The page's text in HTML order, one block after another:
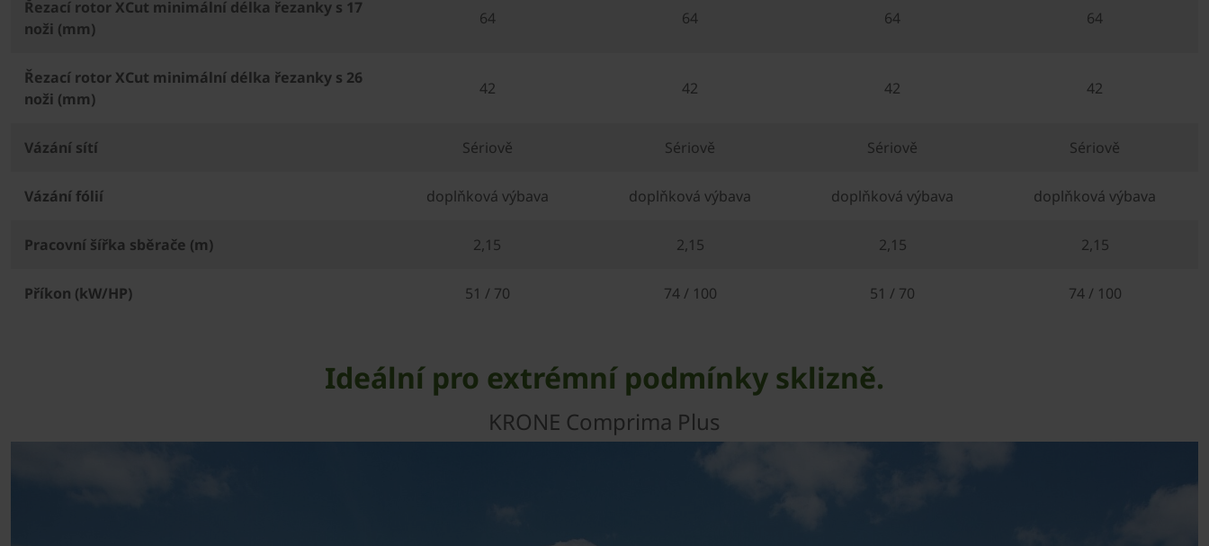
Řezací rotor XCut minimální délka řezanky s 17
noži (mm)
64 64 64 64
Řezací rotor XCut minimální délka řezanky s 26
noži (mm)
42 42 42 42
Vázání sítí Sériově Sériově Sériově Sériově
Vázání fólií doplňková výbava doplňková výbava doplňková výbava doplňková výbava
Pracovní šířka sběrače (m) 2,15 2,15 2,15 2,15
Příkon (kW/HP) 51 / 70 74 / 100 51 / 70 74 / 100
Ideální pro extrémní podmínky sklizně.
KRONE Comprima Plus